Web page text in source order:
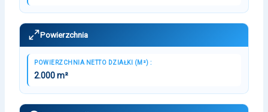
Powierzchnia
POWIERZCHNIA NETTO DZIAŁKI (M²) :
2.000 m²